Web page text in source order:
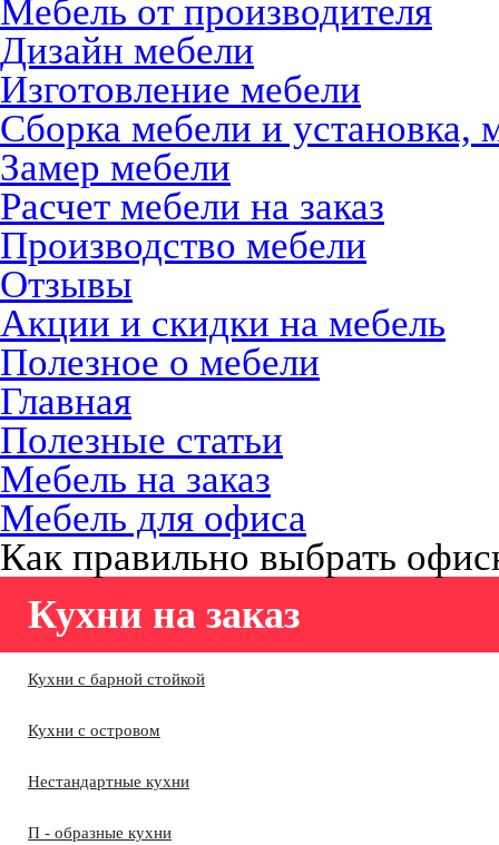
Мебель от производителя
Дизайн мебели
Изготовление мебели
Сборка мебели и установка,
Замер мебели
Расчет мебели на заказ
Производство мебели
Отзывы
Акции и скидки на мебель
Полезное о мебели
Главная
Полезные статьи
Мебель на заказ
Мебель для офиса
Как правильно выбрать
Кухни на заказ
Кухни с барной стойкой
Кухни с островом
Нестандартные кухни
П - образные кухни